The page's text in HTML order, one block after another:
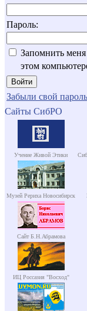
Пароль:
Запомнить меня
этом
Забыли свой
Сайты СибРО
Учение Живой Этики
Музей Рериха Новосибирск
Сайт Б.Н.Абрамова
ИЦ Россазия "Восход"